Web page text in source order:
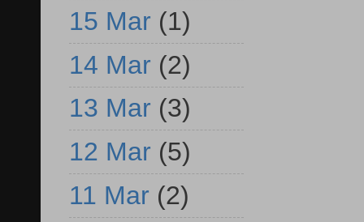
15 Mar (1)
14 Mar (2)
13 Mar (3)
12 Mar (5)
11 Mar (2)